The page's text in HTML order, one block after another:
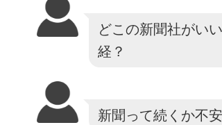
どこの新聞社がい
経？
新聞って続くか不安